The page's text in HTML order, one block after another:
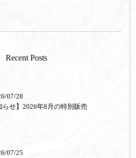
Recent Posts
07/28
らせ】2026年8月の特別販売
07/25